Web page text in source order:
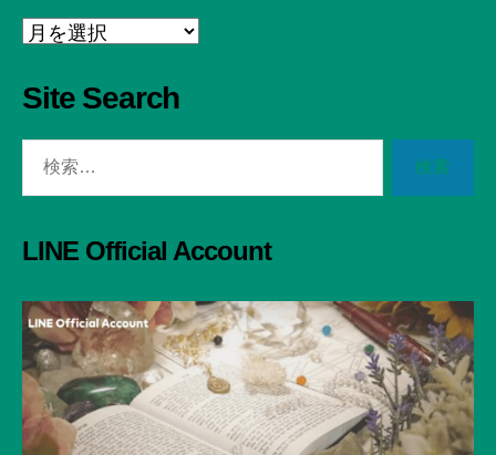
Archive
Site Search
LINE Official Account